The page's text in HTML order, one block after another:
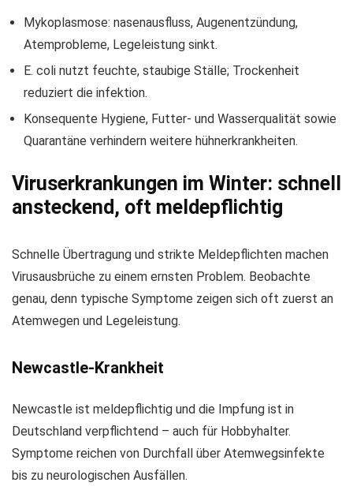
Mykoplasmose: nasenausfluss, Augenentzündung,
Atemprobleme, Legeleistung sinkt.
E. coli nutzt feuchte, staubige Ställe; Trockenheit
reduziert die infektion.
Konsequente Hygiene, Futter- und Wasserqualität sowie
Quarantäne verhindern weitere hühnerkrankheiten.
Viruserkrankungen im Winter: schnell
ansteckend, oft meldepflichtig
Schnelle Übertragung und strikte Meldepflichten machen
Virusausbrüche zu einem ernsten Problem. Beobachte
genau, denn typische Symptome zeigen sich oft zuerst an
Atemwegen und Legeleistung.
Newcastle-Krankheit
Newcastle ist meldepflichtig und die Impfung ist in
Deutschland verpflichtend – auch für Hobbyhalter.
Symptome reichen von Durchfall über Atemwegsinfekte
bis zu neurologischen Ausfällen.